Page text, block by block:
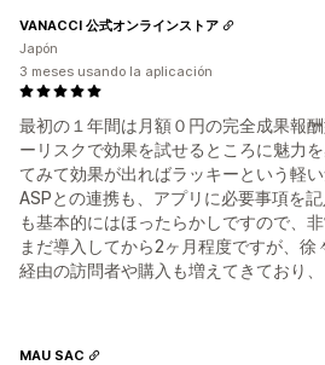
最初の１年間は月額０円の完全成果報
ーリスクで効果を試せるところに魅力
てみて効果が出ればラッキーという軽い
ASPとの連携も、アプリに必要事項を
も基本的にはほったらかしですので、非
まだ導入してから2ヶ月程度ですが、徐
経由の訪問者や購入も増えてきており
VANACCI 公式オンラインストア
Japón
3 meses usando la aplicación
MAU SAC